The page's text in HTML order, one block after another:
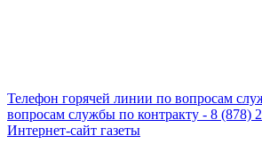
Телефон горячей линии по вопросам
вопросам службы по контракту - 8 (878)
Интернет-сайт газеты